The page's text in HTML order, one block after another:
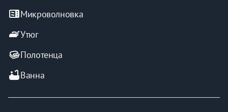
microwaveМикроволновка
ironУтюг
Полотенца
bathtubВанна